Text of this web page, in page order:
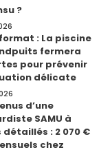
?
: La piscine
fermera
pour prévenir
délicate
d’une
SAMU à
détaillés : 2 070 €
chez